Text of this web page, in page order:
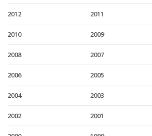
2012 2011
2010 2009
2008 2007
2006 2005
2004 2003
2002 2001